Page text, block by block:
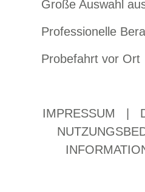
Große Auswahl
Professionelle
Probefahrt vor Ort
IMPRESSUM